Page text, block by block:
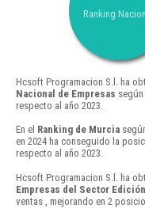
Ranking
Hcsoft Programacion S.l. ha
Nacional de Empresas
respecto al año 2023.
En el Ranking de Murcia
en 2024 ha conseguido la
respecto al año 2023.
Hcsoft Programacion S.l. ha
Empresas del Sector
ventas , mejorando en 2